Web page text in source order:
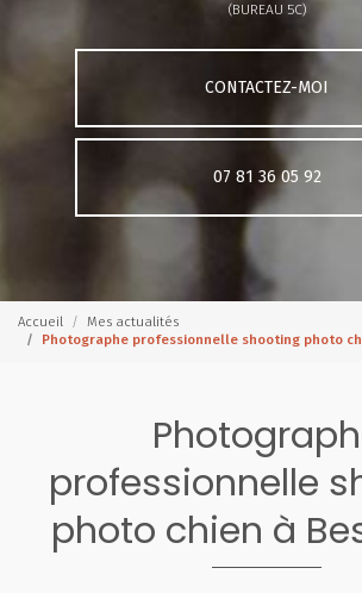
(BUREAU 5C)
CONTACTEZ-MOI
07 81 36 05 92
Accueil
Mes actualités
Photographe professionnelle shooting photo
professionnelle
photo chien à